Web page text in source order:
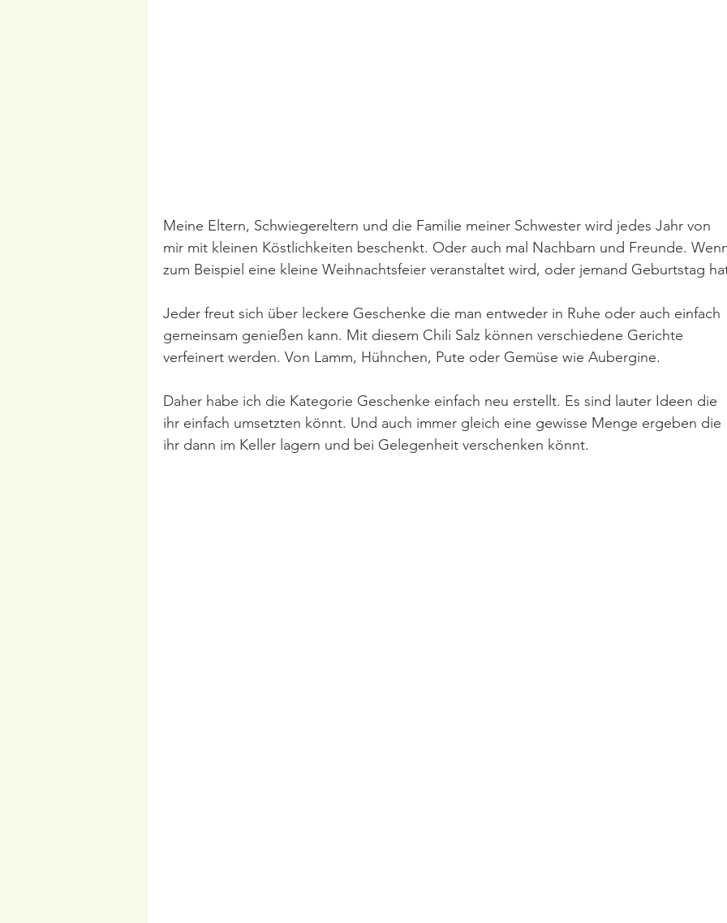
Meine Eltern, Schwiegereltern und die Familie meiner Schwester wird jedes Jahr von
mir mit kleinen Köstlichkeiten beschenkt. Oder auch mal Nachbarn und Freunde.
zum Beispiel eine kleine Weihnachtsfeier veranstaltet wird, oder jemand Geburtstag
Jeder freut sich über leckere Geschenke die man entweder in Ruhe oder auch einfach
gemeinsam genießen kann. Mit diesem Chili Salz können verschiedene Gerichte
verfeinert werden. Von Lamm, Hühnchen, Pute oder Gemüse wie Aubergine.
Daher habe ich die Kategorie Geschenke einfach neu erstellt. Es sind lauter Ideen die
ihr einfach umsetzten könnt. Und auch immer gleich eine gewisse Menge ergeben die
ihr dann im Keller lagern und bei Gelegenheit verschenken könnt.